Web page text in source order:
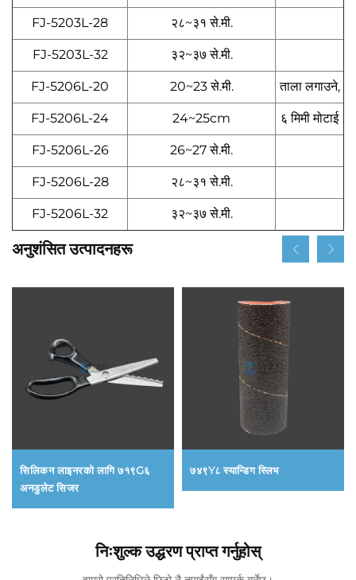
FJ-5203L-28 २८~३१ से.मी.
FJ-5203L-32 ३२~३७ से.मी.
FJ-5206L-20 20~23 से.मी. ताला लगाउने,
FJ-5206L-24 24~25cm ६ मिमी मोटाई
FJ-5206L-26 26~27 से.मी.
FJ-5206L-28 २८~३१ से.मी.
FJ-5206L-32 ३२~३७ से.मी.
अनुशंसित उत्पादनहरू
सिलिकन लाइनरको लागि ७१९G६
अनडुलेट सिजर
७४९Y८ स्यान्डिग स्लिभ
निःशुल्क उद्धरण प्राप्त गर्नुहोस्